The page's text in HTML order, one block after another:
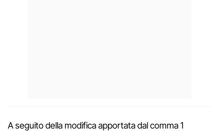
A seguito della modifica apportata dal comma 1